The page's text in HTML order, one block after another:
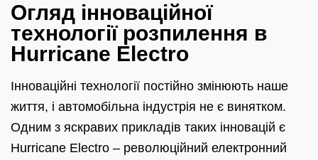
Огляд інноваційної
технології розпилення в
Hurricane Electro
Інноваційні технології постійно змінюють наше
життя, і автомобільна індустрія не є винятком.
Одним з яскравих прикладів таких інновацій є
Hurricane Electro – революційний електронний